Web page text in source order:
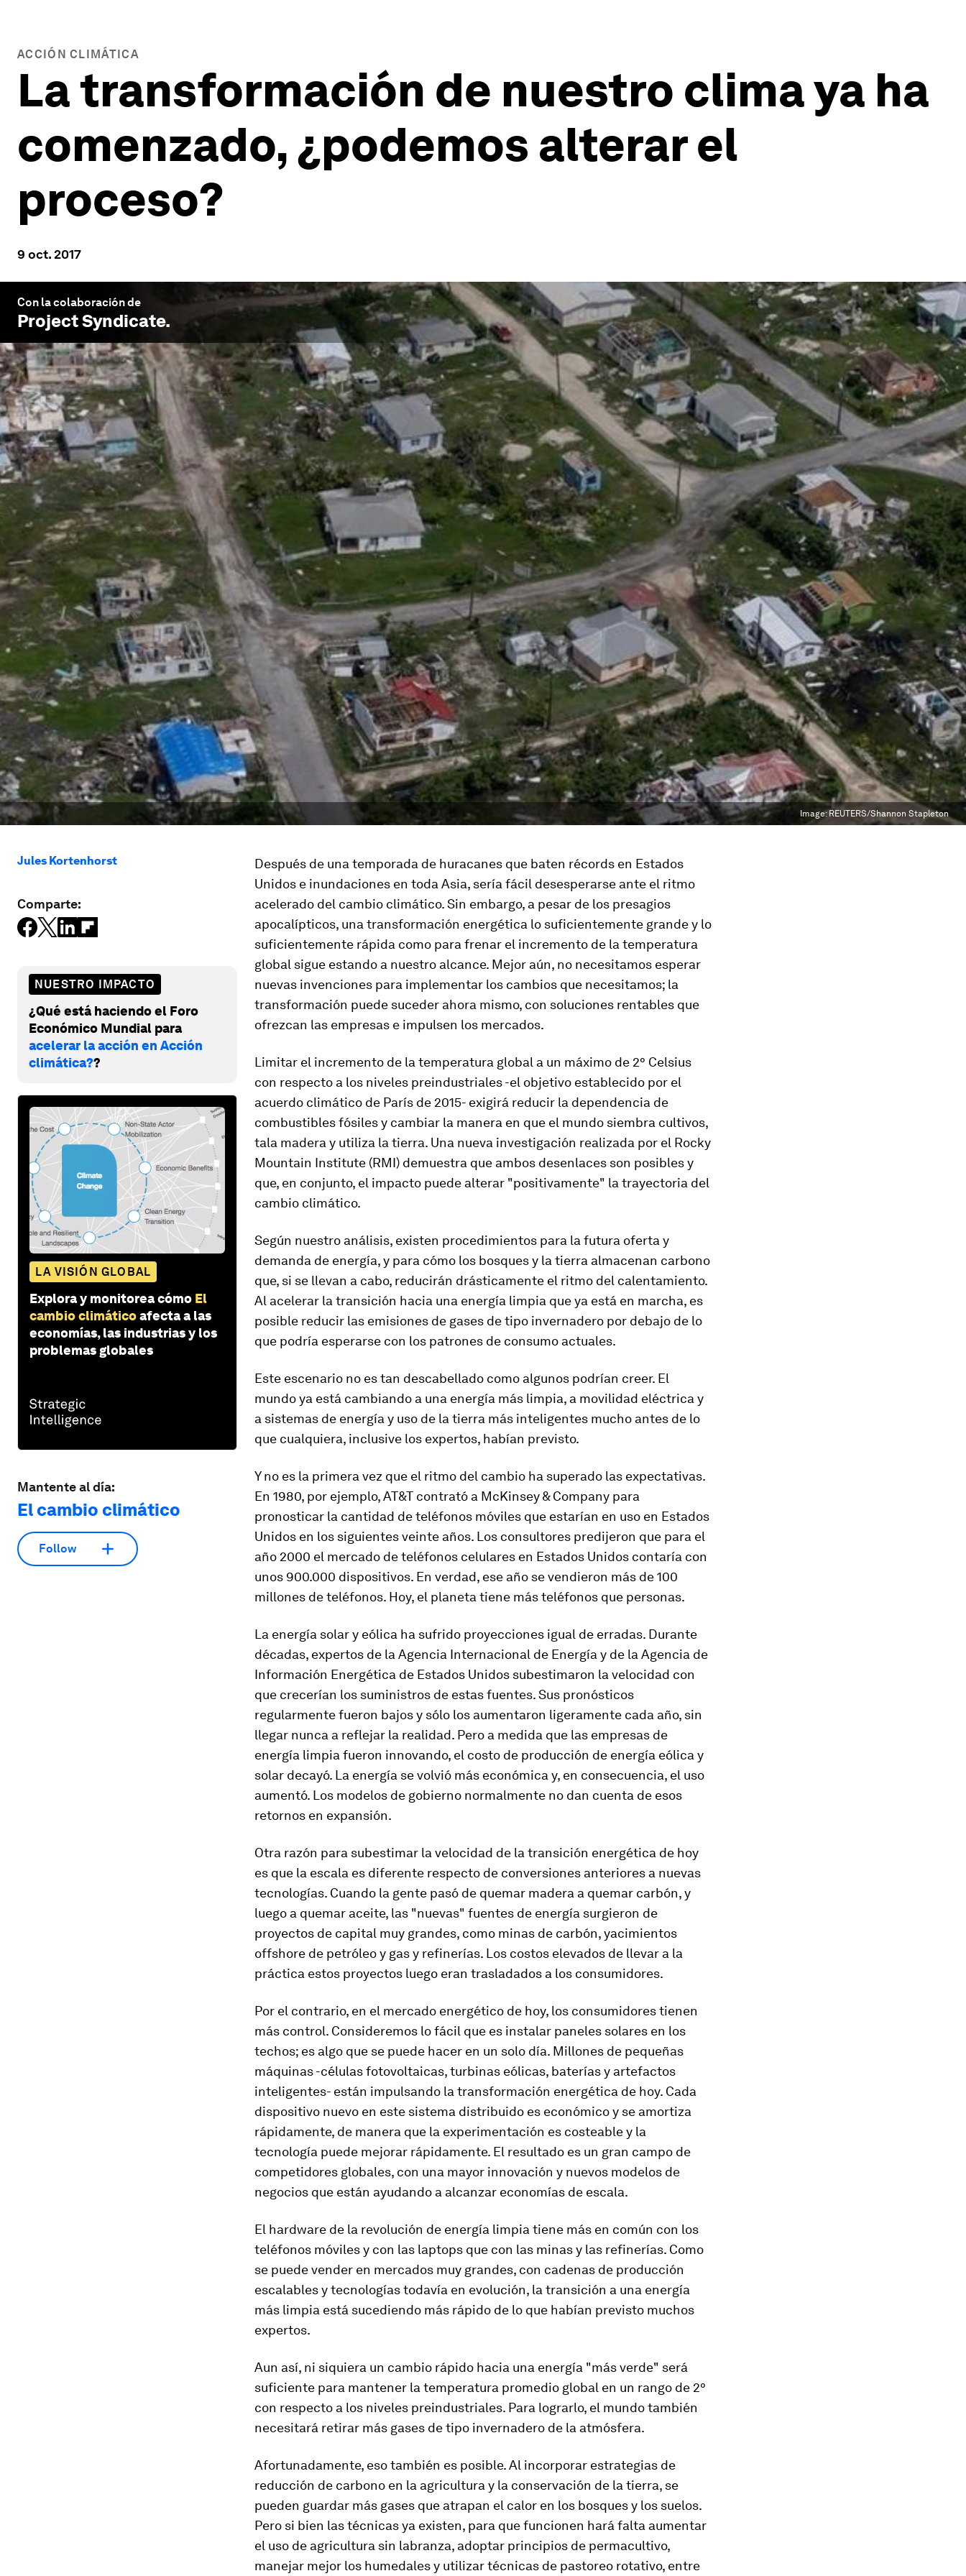
ACCIÓN CLIMÁTICA
La transformación de nuestro clima ya ha
comenzado, ¿podemos alterar el
proceso?
9 oct. 2017
Con la colaboración de
Project Syndicate.
Image: REUTERS/Shannon Stapleton
Jules Kortenhorst
Comparte:
NUESTRO IMPACTO
¿Qué está haciendo el Foro
Económico Mundial para
acelerar la acción en Acción
climática??
LA VISIÓN GLOBAL
Explora y monitorea cómo El
cambio climáticoafecta a las
economías, las industrias y los
problemas globales
Mantente al día:
El cambio climático
Follow
Después de una temporada de huracanes que baten récords en Estados
Unidos e inundaciones en toda Asia, sería fácil desesperarse ante el ritmo
acelerado del cambio climático. Sin embargo, a pesar de los presagios
apocalípticos, una transformación energética lo suficientemente grande y lo
suficientemente rápida como para frenar el incremento de la temperatura
global sigue estando a nuestro alcance. Mejor aún, no necesitamos esperar
nuevas invenciones para implementar los cambios que necesitamos; la
transformación puede suceder ahora mismo, con soluciones rentables que
ofrezcan las empresas e impulsen los mercados.
Limitar el incremento de la temperatura global a un máximo de 2° Celsius
con respecto a los niveles preindustriales -el objetivo establecido por el
acuerdo climático de París de 2015- exigirá reducir la dependencia de
combustibles fósiles y cambiar la manera en que el mundo siembra cultivos,
tala madera y utiliza la tierra. Una nueva investigación realizada por el Rocky
Mountain Institute (RMI) demuestra que ambos desenlaces son posibles y
que, en conjunto, el impacto puede alterar "positivamente" la trayectoria del
cambio climático.
Según nuestro análisis, existen procedimientos para la futura oferta y
demanda de energía, y para cómo los bosques y la tierra almacenan carbono
que, si se llevan a cabo, reducirán drásticamente el ritmo del calentamiento.
Al acelerar la transición hacia una energía limpia que ya está en marcha, es
posible reducir las emisiones de gases de tipo invernadero por debajo de lo
que podría esperarse con los patrones de consumo actuales.
Este escenario no es tan descabellado como algunos podrían creer. El
mundo ya está cambiando a una energía más limpia, a movilidad eléctrica y
a sistemas de energía y uso de la tierra más inteligentes mucho antes de lo
que cualquiera, inclusive los expertos, habían previsto.
Y no es la primera vez que el ritmo del cambio ha superado las expectativas.
En 1980, por ejemplo, AT&T contrató a McKinsey & Company para
pronosticar la cantidad de teléfonos móviles que estarían en uso en Estados
Unidos en los siguientes veinte años. Los consultores predijeron que para el
año 2000 el mercado de teléfonos celulares en Estados Unidos contaría con
unos 900.000 dispositivos. En verdad, ese año se vendieron más de 100
millones de teléfonos. Hoy, el planeta tiene más teléfonos que personas.
La energía solar y eólica ha sufrido proyecciones igual de erradas. Durante
décadas, expertos de la Agencia Internacional de Energía y de la Agencia de
Información Energética de Estados Unidos subestimaron la velocidad con
que crecerían los suministros de estas fuentes. Sus pronósticos
regularmente fueron bajos y sólo los aumentaron ligeramente cada año, sin
llegar nunca a reflejar la realidad. Pero a medida que las empresas de
energía limpia fueron innovando, el costo de producción de energía eólica y
solar decayó. La energía se volvió más económica y, en consecuencia, el uso
aumentó. Los modelos de gobierno normalmente no dan cuenta de esos
retornos en expansión.
Otra razón para subestimar la velocidad de la transición energética de hoy
es que la escala es diferente respecto de conversiones anteriores a nuevas
tecnologías. Cuando la gente pasó de quemar madera a quemar carbón, y
luego a quemar aceite, las "nuevas" fuentes de energía surgieron de
proyectos de capital muy grandes, como minas de carbón, yacimientos
offshore de petróleo y gas y refinerías. Los costos elevados de llevar a la
práctica estos proyectos luego eran trasladados a los consumidores.
Por el contrario, en el mercado energético de hoy, los consumidores tienen
más control. Consideremos lo fácil que es instalar paneles solares en los
techos; es algo que se puede hacer en un solo día. Millones de pequeñas
máquinas -células fotovoltaicas, turbinas eólicas, baterías y artefactos
inteligentes- están impulsando la transformación energética de hoy. Cada
dispositivo nuevo en este sistema distribuido es económico y se amortiza
rápidamente, de manera que la experimentación es costeable y la
tecnología puede mejorar rápidamente. El resultado es un gran campo de
competidores globales, con una mayor innovación y nuevos modelos de
negocios que están ayudando a alcanzar economías de escala.
El hardware de la revolución de energía limpia tiene más en común con los
teléfonos móviles y con las laptops que con las minas y las refinerías. Como
se puede vender en mercados muy grandes, con cadenas de producción
escalables y tecnologías todavía en evolución, la transición a una energía
más limpia está sucediendo más rápido de lo que habían previsto muchos
expertos.
Aun así, ni siquiera un cambio rápido hacia una energía "más verde" será
suficiente para mantener la temperatura promedio global en un rango de 2°
con respecto a los niveles preindustriales. Para lograrlo, el mundo también
necesitará retirar más gases de tipo invernadero de la atmósfera.
Afortunadamente, eso también es posible. Al incorporar estrategias de
reducción de carbono en la agricultura y la conservación de la tierra, se
pueden guardar más gases que atrapan el calor en los bosques y los suelos.
Pero si bien las técnicas ya existen, para que funcionen hará falta aumentar
el uso de agricultura sin labranza, adoptar principios de permacultivo,
manejar mejor los humedales y utilizar técnicas de pastoreo rotativo, entre